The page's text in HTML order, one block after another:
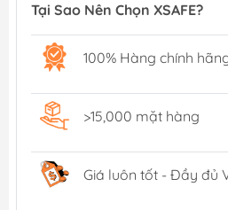
Tại Sao Nên Chọn XSAFE?
100% Hàng chính
>15,000 mặt hàng
Giá luôn tốt - Đầy đủ